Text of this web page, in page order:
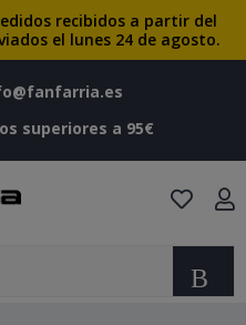
recibidos a partir del
el lunes 24 de agosto.
superiores a 95€